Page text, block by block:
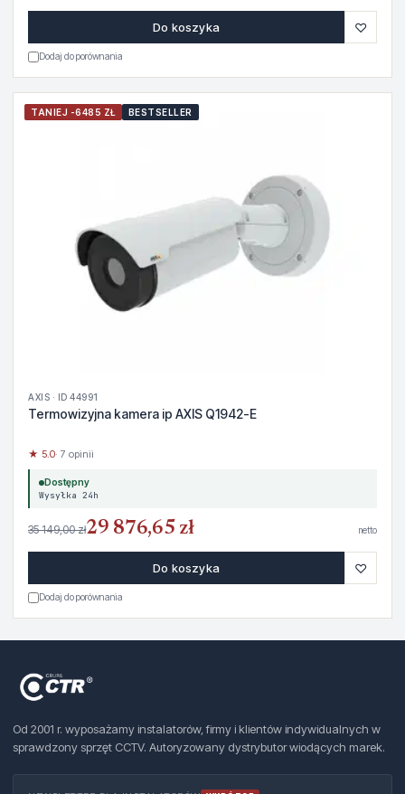
Do koszyka ♡
Dodaj do porównania
TANIEJ -6485 ZŁ BESTSELLER
AXIS · ID 44991
Termowizyjna kamera ip AXIS Q1942-E
★ 5.0· 7 opinii
Dostępny
Wysyłka 24h
35 149,00 zł29 876,65 zł netto
Do koszyka ♡
Dodaj do porównania
Od 2001 r. wyposażamy instalatorów, firmy i klientów indywidualnych w
sprawdzony sprzęt CCTV. Autoryzowany dystrybutor wiodących marek.